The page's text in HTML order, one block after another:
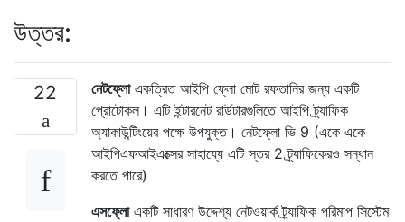
উত্তর:
22 নেটফ্লোএকত্রিত আইপি ফ্লো মোট রফতানির জন্য একটি
প্রোটোকল। এটি ইন্টারনেট রাউটারগুলিতে আইপি ট্র্যাফিক
অ্যাকাউন্টিংয়ের পক্ষে উপযুক্ত। নেটফ্লো ভি 9 (একে একে
আইপিএফআইএক্সের সাহায্যে এটি স্তর 2 ট্র্যাফিকেরও সন্ধান
করতে পারে)
এসফ্লোএকটি সাধারণ উদ্দেশ্য নেটওয়ার্ক ট্র্যাফিক পরিমাপ সিস্টেম